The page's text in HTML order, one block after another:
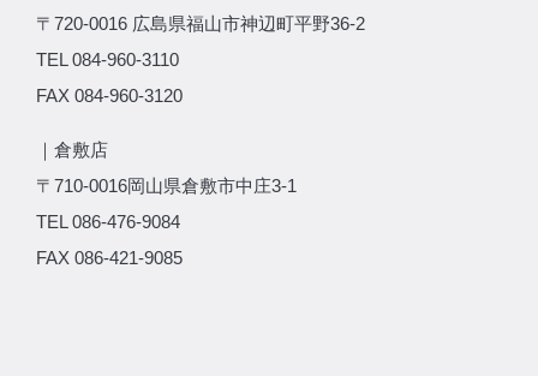
〒720-0016 広島県福山市神辺町平野36-2
TEL 084-960-3110
FAX 084-960-3120
｜倉敷店
〒710-0016岡山県倉敷市中庄3-1
TEL 086-476-9084
FAX 086-421-9085